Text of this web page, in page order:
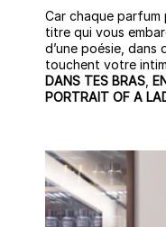
Car chaque parfum
titre qui vous
d’une poésie,
touchent votre
DANS TES BRAS
PORTRAIT OF A